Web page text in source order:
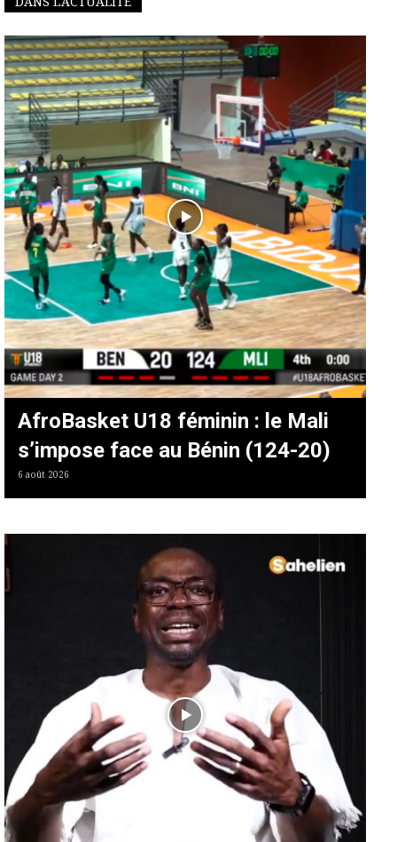
AfroBasket U18 féminin : le Mali
s’impose face au Bénin (124-20)
6 août 2026